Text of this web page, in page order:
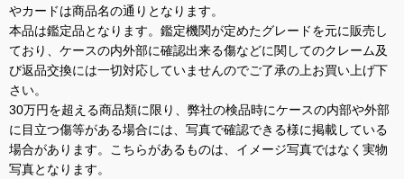
やカードは商品名の通りとなります。
本品は鑑定品となります。鑑定機関が定めたグレードを元に販売し
ており、ケースの内外部に確認出来る傷などに関してのクレーム及
び返品交換には一切対応していませんのでご了承の上お買い上げ下
さい。
30万円を超える商品類に限り、弊社の検品時にケースの内部や外部
に目立つ傷等がある場合には、写真で確認できる様に掲載している
場合があります。こちらがあるものは、イメージ写真ではなく実物
写真となります。